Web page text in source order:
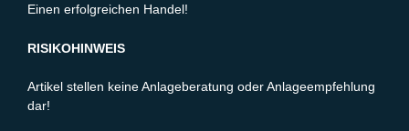
Einen erfolgreichen Handel!
RISIKOHINWEIS
Artikel stellen keine Anlageberatung oder Anlageempfehlung
dar!